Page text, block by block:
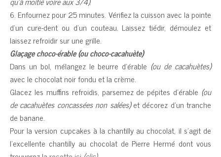
6. Enfournez pour 25 minutes. Vérifiez la cuisson avec la pointe
d’un cure-dent ou d’un couteau. Laissez tiédir, démoulez et
laissez refroidir sur une grille.
Glaçage choco-érable (ou choco-cacahuète)
Dans un bol, mélangez le beurre d’érable (ou de cacahuètes)
avec le chocolat noir fondu et la crème.
Glacez les muffins refroidis, parsemez de pépites d’érable (ou
de cacahuètes concassées non salées)et décorez d’un tranche
de banane.
Pour la version cupcakes à la chantilly au chocolat, il s’agit de
l’excellente chantilly au chocolat de Pierre Hermé dont vous